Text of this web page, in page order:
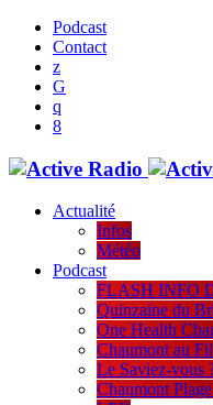
Podcast
Contact
Actualité
Infos
Météo
Podcast
FLASH INFO
Quinzaine du
One Health
Chaumont au
Le Saviez-vous
Chaumont